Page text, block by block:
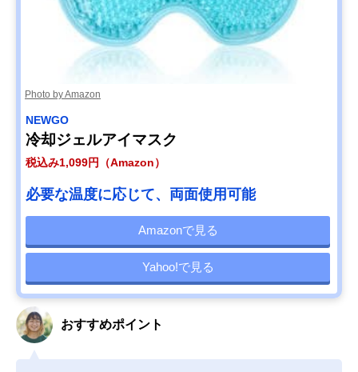
Photo by Amazon
NEWGO
冷却ジェルアイマスク
税込み1,099円（Amazon）
必要な温度に応じて、両面使用可能
Amazonで見る
Yahoo!で見る
おすすめポイント